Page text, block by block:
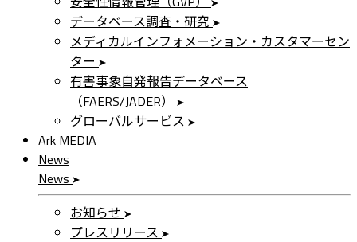
データベース調査・研究
メディカルインフォメーション・カスタマーセン
ター
有害事象自発報告データベース
（FAERS/JADER）
グローバルサービス
Ark MEDIA
News
News
お知らせ
プレスリリース